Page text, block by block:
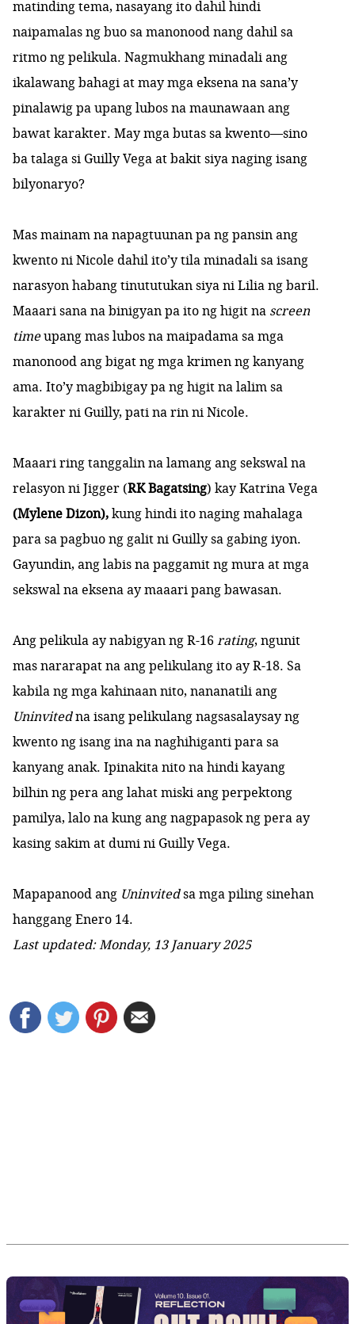
matinding tema, nasayang ito dahil hindi
naipamalas ng buo sa manonood nang dahil sa
ritmo ng pelikula. Nagmukhang minadali ang
ikalawang bahagi at may mga eksena na sana’y
pinalawig pa upang lubos na maunawaan ang
bawat karakter. May mga butas sa kwento—sino
ba talaga si Guilly Vega at bakit siya naging isang
bilyonaryo?
Mas mainam na napagtuunan pa ng pansin ang
kwento ni Nicole dahil ito’y tila minadali sa isang
narasyon habang tinututukan siya ni Lilia ng baril.
Maaari sana na binigyan pa ito ng higit na screen
timeupang mas lubos na maipadama sa mga
manonood ang bigat ng mga krimen ng kanyang
ama. Ito’y magbibigay pa ng higit na lalim sa
karakter ni Guilly, pati na rin ni Nicole.
Maaari ring tanggalin na lamang ang sekswal na
relasyon ni Jigger (RK Bagatsing) kay Katrina Vega
(Mylene Dizon),kung hindi ito naging mahalaga
para sa pagbuo ng galit ni Guilly sa gabing iyon.
Gayundin, ang labis na paggamit ng mura at mga
sekswal na eksena ay maaari pang bawasan.
Ang pelikula ay nabigyan ng R-16 rating, ngunit
mas nararapat na ang pelikulang ito ay R-18. Sa
kabila ng mga kahinaan nito, nananatili ang
Uninvitedna isang pelikulang nagsasalaysay ng
kwento ng isang ina na naghihiganti para sa
kanyang anak. Ipinakita nito na hindi kayang
bilhin ng pera ang lahat miski ang perpektong
pamilya, lalo na kung ang nagpapasok ng pera ay
kasing sakim at dumi ni Guilly Vega.
Mapapanood ang Uninvitedsa mga piling sinehan
hanggang Enero 14.
Last updated: Monday, 13 January 2025